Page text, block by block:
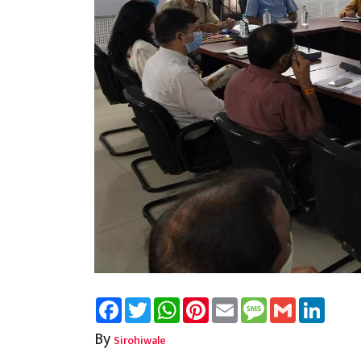
FacebookTwitterWhatsAppPinterest
Email Message
Gmail
By Sirohiwale